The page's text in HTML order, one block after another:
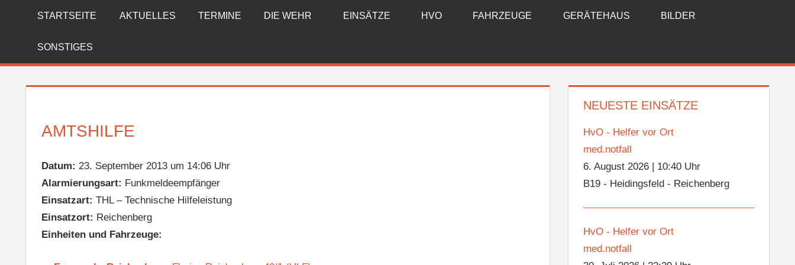
FREIWILLIGE
FEUERWEHR
REICHENBERG
STARTSEITE AKTUELLES TERMINE DIE WEHR EINSÄTZE HVO FAHRZEUGE GERÄTEHAUS BILDER
SONSTIGES
AMTSHILFE
Datum: 23. September 2013 um 14:06 Uhr
Alarmierungsart: Funkmeldeempfänger
Einsatzart: THL – Technische Hilfeleistung
Einsatzort: Reichenberg
Einheiten und Fahrzeuge:
NEUESTE EINSÄTZE
HvO - Helfer vor Ort
med.notfall
6. August 2026
10:40 Uhr
B19 - Heidingsfeld - Reichenberg
HvO - Helfer vor Ort
med.notfall